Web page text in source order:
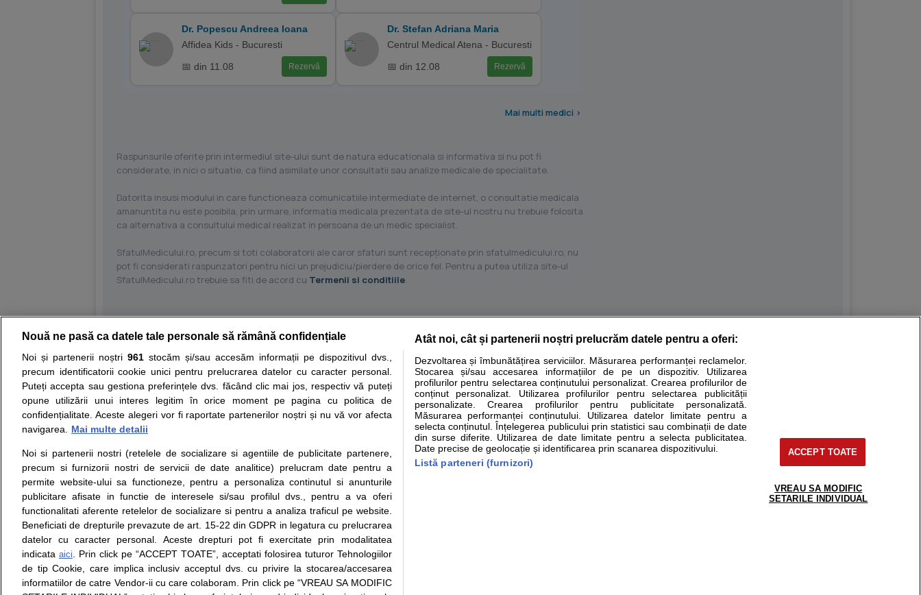
Dr. Popescu Andreea Ioana
Affidea Kids - Bucuresti
📅 din 11.08
Rezervă
Dr. Stefan Adriana Maria
Centrul Medical Atena - Bucuresti
📅 din 12.08
Rezervă
Mai multi medici >
Raspunsurile oferite prin intermediul site-ului sunt de natura educationala si informativa si nu pot fi
considerate, in nici o situatie, ca fiind asimilate unor consultatii sau analize medicale de specialitate.
Datorita insusi modului in care functioneaza comunicatiile intermediate de internet, o consultatie medicala
amanuntita nu este posibila, prin urmare, informatia medicala prezentata de site-ul nostru nu trebuie folosita
ca alternativa a consultului medical realizat in persoana de un medic specialist.
SfatulMedicului.ro, precum si toti colaboratorii ale caror sfaturi sunt recepţionate prin sfatulmedicului.ro, nu
pot fi considerati raspunzatori pentru nici un prejudiciu/pierdere de orice fel. Pentru a putea utiliza site-ul
SfatulMedicului.ro trebuie sa fiti de acord cu Termenii si conditiile.
Resurse: Autoevaluare simptome Interpretare analize Specialitati medicale
Opiniile avizate ale medicilor, sfaturile si orice alte informatii despre sanatate disponibile pe sfatulmedicului.ro au scop informativ si educational. Ele nu pot substitui consultul medical direct si
nici diagnosticul stabilit in urma investigatiilor si analizelor medicale. Va sfatuim, ca pe langa informatia primita pe sfatulmedicului.ro sa consultati fie medicul Dvs., fie unul dintre medicii pe care
ii punem la dispozitie pentru programare in sistemul de programari la medic Clickmed.
Despre noi
Contact
Intrebari frecvente
Consultanti
medicali
Termeni si conditii
Politica de
confidentialitate
Politica de cookie
Modifica Setarile Cookie
Drepturile consumatorului
Protectia consumatorilor -
ANPC
Solutionarea Alternativa a
Litigiilor
Info consumator: 0800.080.999
Formulare europene - CNAS
Ministerul Sanatatii - ANMDM
Parteneri
Inscriere clinica
Pentru pacient
support@sfatulmedicului.ro
0374 109 268
© Copyright © 2005 - 2026
Nouă ne pasă ca datele tale personale să rămână confidențiale
Noi și partenerii noștri 961stocăm și/sau accesăm informații pe dispozitivul dvs.,
precum identificatorii cookie unici pentru prelucrarea datelor cu caracter personal.
Puteți accepta sau gestiona preferințele dvs. făcând clic mai jos, respectiv vă puteți
opune utilizării unui interes legitim în orice moment pe pagina cu politica de
confidențialitate. Aceste alegeri vor fi raportate partenerilor noștri și nu vă vor afecta
navigarea.
Mai multe detalii
Noi si partenerii nostri (retelele de socializare si agentiile de publicitate partenere,
precum si furnizorii nostri de servicii de date analitice) prelucram date pentru a
permite website-ului sa functioneze, pentru a personaliza continutul si anunturile
publicitare afisate in functie de interesele si/sau profilul dvs., pentru a va oferi
functionalitati aferente retelelor de socializare si pentru a analiza traficul pe website.
Beneficiati de drepturile prevazute de art. 15-22 din GDPR in legatura cu prelucrarea
datelor cu caracter personal. Aceste drepturi pot fi exercitate prin modalitatea
indicata aici. Prin click pe “ACCEPT TOATE”, acceptati folosirea tuturor Tehnologiilor
de tip Cookie, care implica inclusiv acceptul dvs. cu privire la stocarea/accesarea
informatiilor de catre Vendor-ii cu care colaboram. Prin click pe “VREAU SA MODIFIC
Atât noi, cât și partenerii noștri prelucrăm datele pentru a oferi:
Dezvoltarea și îmbunătățirea serviciilor. Măsurarea performanței reclamelor.
Stocarea și/sau accesarea informațiilor de pe un dispozitiv. Utilizarea
profilurilor pentru selectarea conținutului personalizat. Crearea profilurilor de
conținut personalizat. Utilizarea profilurilor pentru selectarea publicității
personalizate. Crearea profilurilor pentru publicitate personalizată.
Măsurarea performanței conținutului. Utilizarea datelor limitate pentru a
selecta conținutul. Înțelegerea publicului prin statistici sau combinații de date
din surse diferite. Utilizarea de date limitate pentru a selecta publicitatea.
Date precise de geolocație și identificarea prin scanarea dispozitivului.
Listă parteneri (furnizori)
ACCEPT TOATE
VREAU SA MODIFIC
SETARILE INDIVIDUAL